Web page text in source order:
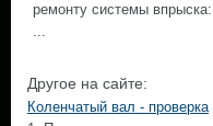
ремонту системы
...
Другое на сайте:
Коленчатый вал - проверка